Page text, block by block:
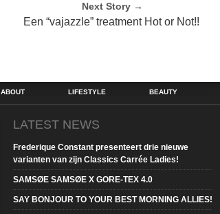
Next Story →
Een “vajazzle” treatment Hot or Not!!
ABOUT LIFESTYLE BEAUTY
LATEST NEWS
Frederique Constant presenteert drie nieuwe
varianten van zijn Classics Carrée Ladies!
SAMSØE SAMSØE X GORE-TEX 4.0
SAY BONJOUR TO YOUR BEST MORNING ALLIES!